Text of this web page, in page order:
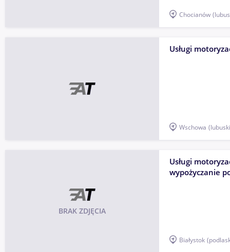
Chocianów
Usługi
Wschowa
BRAK ZDJĘCIA
Usługi
wypożyczanie
Białystok